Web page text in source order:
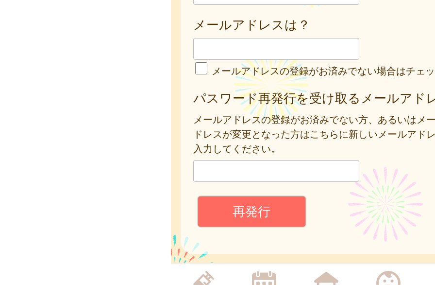
メールアドレスは？
メールアドレスの登録がお済みでない場合はチェ
パスワード再発行を受け取るメールアド
メールアドレスの登録がお済みでない方、あるいはメ
ドレスが変更となった方はこちらに新しいメールアド
入力してください。